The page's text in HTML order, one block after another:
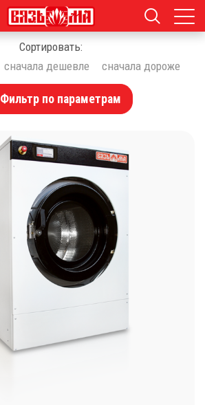
Сортировать:
сначала дешевле сначала дороже
Фильтр по параметрам